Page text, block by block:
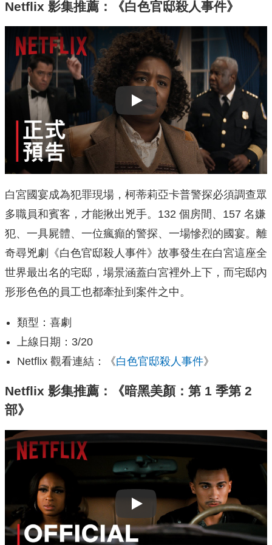
Netflix 影集推薦：《白色官邸殺人事件》
Play
白宮國宴成為犯罪現場，柯蒂莉亞卡普警探必須調查眾
多職員和賓客，才能揪出兇手。132 個房間、157 名嫌
犯、一具屍體、一位瘋癲的警探、一場慘烈的國宴。離
奇尋兇劇《白色官邸殺人事件》故事發生在白宮這座全
世界最出名的宅邸，場景涵蓋白宮裡外上下，而宅邸內
形形色色的員工也都牽扯到案件之中。
類型：喜劇
上線日期：3/20
Netflix 觀看連結：《白色官邸殺人事件》
Netflix 影集推薦：《暗黑美顏：第 1 季第 2
部》
Play